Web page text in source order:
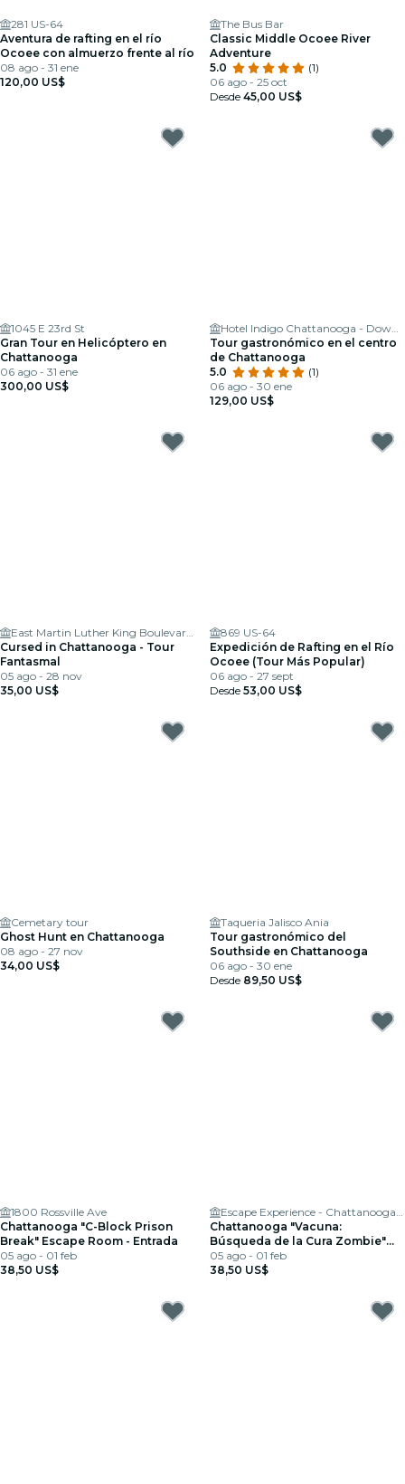
281 US-64
Aventura de rafting en el río
Ocoee con almuerzo frente al río
08 ago - 31 ene
120,00 US$
The Bus Bar
Classic Middle Ocoee River
Adventure
5.0
(1)
06 ago - 25 oct
Desde 45,00 US$
1045 E 23rd St
Gran Tour en Helicóptero en
Chattanooga
06 ago - 31 ene
300,00 US$
Hotel Indigo Chattanooga - Downtown by IHG
Tour gastronómico en el centro
de Chattanooga
5.0
(1)
06 ago - 30 ene
129,00 US$
East Martin Luther King Boulevard & Market Street
Cursed in Chattanooga - Tour
Fantasmal
05 ago - 28 nov
35,00 US$
869 US-64
Expedición de Rafting en el Río
Ocoee (Tour Más Popular)
06 ago - 27 sept
Desde 53,00 US$
Cemetary tour
Ghost Hunt en Chattanooga
08 ago - 27 nov
34,00 US$
Taqueria Jalisco Ania
Tour gastronómico del
Southside en Chattanooga
06 ago - 30 ene
Desde 89,50 US$
1800 Rossville Ave
Chattanooga "C-Block Prison
Break" Escape Room - Entrada
05 ago - 01 feb
38,50 US$
Escape Experience - Chattanooga Escape Room Games
Chattanooga "Vacuna:
Búsqueda de la Cura Zombie"
Entrada para Escape Room
05 ago - 01 feb
38,50 US$